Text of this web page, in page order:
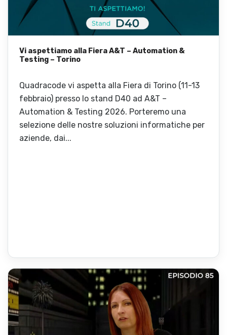
Vi aspettiamo alla Fiera A&T – Automation &
Testing – Torino
Quadracode vi aspetta alla Fiera di Torino (11-13
febbraio) presso lo stand D40 ad A&T –
Automation & Testing 2026. Porteremo una
selezione delle nostre soluzioni informatiche per
aziende, dai...